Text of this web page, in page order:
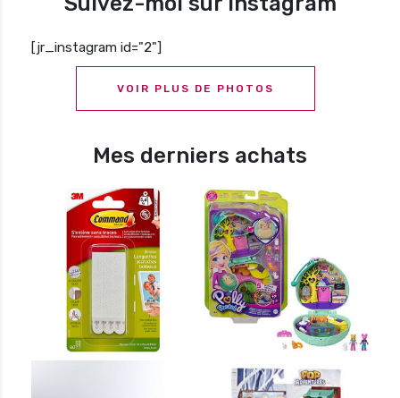
[jr_instagram id="2"]
VOIR PLUS DE PHOTOS
Mes derniers achats